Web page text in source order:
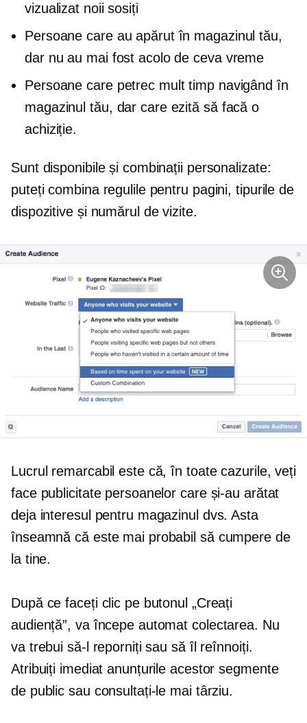
vizualizat noii sosiți
Persoane care au apărut în magazinul tău,
dar nu au mai fost acolo de ceva vreme
Persoane care petrec mult timp navigând în
magazinul tău, dar care ezită să facă o
achiziție.
Sunt disponibile și combinații personalizate:
puteți combina regulile pentru pagini, tipurile de
dispozitive și numărul de vizite.
Lucrul remarcabil este că, în toate cazurile, veți
face publicitate persoanelor care și-au arătat
deja interesul pentru magazinul dvs. Asta
înseamnă că este mai probabil să cumpere de
la tine.
După ce faceți clic pe butonul „Creați
audiență”, va începe automat colectarea. Nu
va trebui să-l reporniți sau să îl reînnoiți.
Atribuiți imediat anunțurile acestor segmente
de public sau consultați-le mai târziu.